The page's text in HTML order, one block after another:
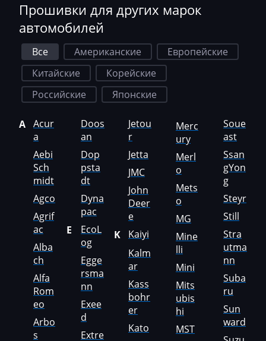
Eggersmann
Extreme moto
Faresin
Farmtrac
FAW
Fendt
Fiat
Ford
Foton
Freightliner
Furukawa
GAC
Geely
Gehl
Прошивки для других марок
автомобилей
Все Американские
Европейские
Китайские
Корейские
Российские
Японские
A Acur
a
Aebi
Sch
midt
Agco
Agrif
ac
Alba
ch
Alfa
Rom
eo
Arbo
s
Doos
an
Dop
psta
dt
Dyna
pac
E
EcoL
og
Egge
rsma
nn
Exee
d
Extre
Jetou
r
Jetta
JMC
John
Deer
e
K
Kaiyi
Kalm
ar
Kass
bohr
er
Kato
Merc
ury
Merl
o
Mets
o
MG
Mine
lli
Mini
Mits
ubis
hi
MST
Soue
ast
Ssan
gYon
g
Steyr
Still
Stra
utma
nn
Suba
ru
Sun
ward